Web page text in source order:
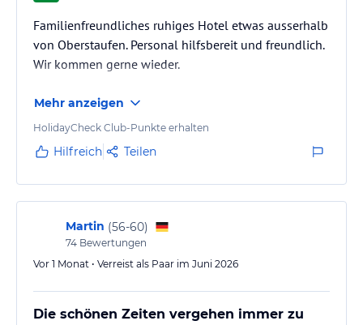
Familienfreundliches ruhiges Hotel etwas ausserhalb
von Oberstaufen. Personal hilfsbereit und freundlich.
Wir kommen gerne wieder.
Mehr anzeigen
HolidayCheck Club-Punkte erhalten
Hilfreich Teilen
Martin (56-60)
74 Bewertungen
Vor 1 Monat • Verreist als Paar im Juni 2026
Die schönen Zeiten vergehen immer zu